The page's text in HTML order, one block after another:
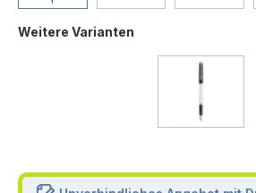
Weitere Varianten